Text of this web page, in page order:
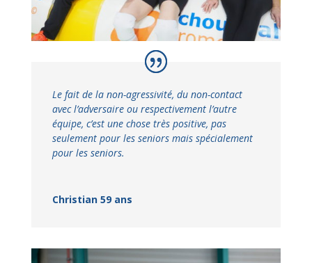
Le fait de la non-agressivité, du non-contact
avec l’adversaire ou respectivement l’autre
équipe, c’est une chose très positive, pas
seulement pour les seniors mais spécialement
pour les seniors.
Christian 59 ans